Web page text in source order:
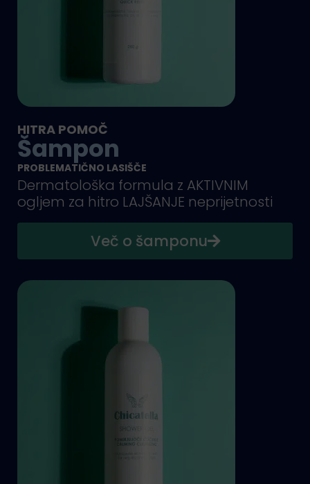
HITRA POMOČ
Šampon
PROBLEMATIČNO LASIŠČE
Dermatološka formula z AKTIVNIM
ogljem za hitro LAJŠANJE neprijetnosti
Več o šamponu